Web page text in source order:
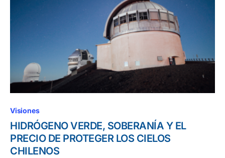
Visiones
HIDRÓGENO VERDE, SOBERANÍA Y EL
PRECIO DE PROTEGER LOS CIELOS
CHILENOS